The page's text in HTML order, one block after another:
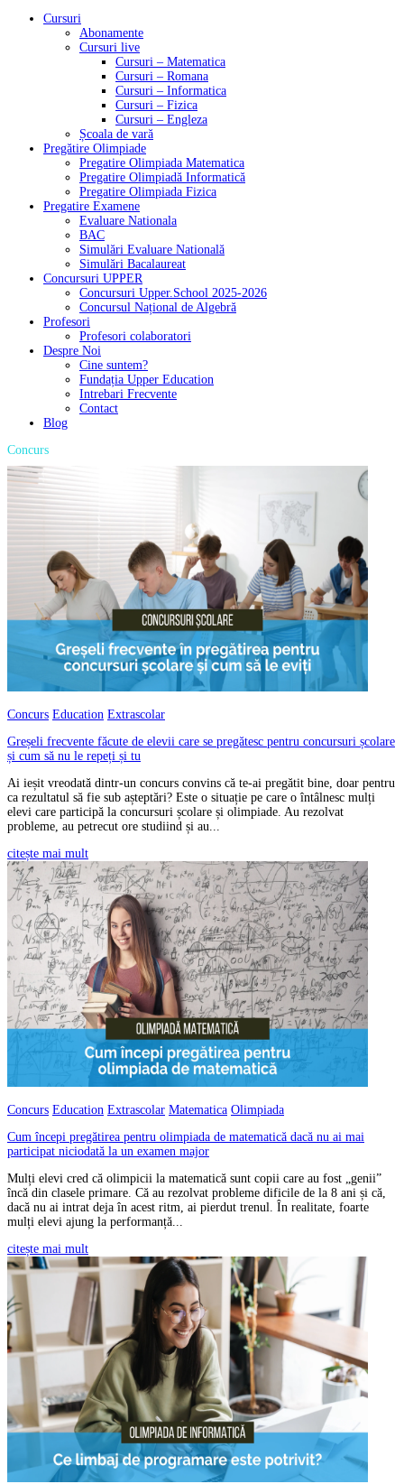
Cursuri
Abonamente
Cursuri live
Cursuri – Matematica
Cursuri – Romana
Cursuri – Informatica
Cursuri – Fizica
Cursuri – Engleza
Școala de vară
Pregătire Olimpiade
Pregatire Olimpiada Matematica
Pregatire Olimpiadă Informatică
Pregatire Olimpiada Fizica
Pregatire Examene
Evaluare Nationala
BAC
Simulări Evaluare Natională
Simulări Bacalaureat
Concursuri UPPER
Concursuri Upper.School 2025-2026
Concursul Național de Algebră
Profesori
Profesori colaboratori
Despre Noi
Cine suntem?
Fundația Upper Education
Intrebari Frecvente
Contact
Blog
Concurs
Concurs Education Extrascolar
Greșeli frecvente făcute de elevii care se pregătesc pentru concursuri școlare
și cum să nu le repeți și tu
Ai ieșit vreodată dintr-un concurs convins că te-ai pregătit bine, doar pentru
ca rezultatul să fie sub așteptări? Este o situație pe care o întâlnesc mulți
elevi care participă la concursuri școlare și olimpiade. Au rezolvat
probleme, au petrecut ore studiind și au...
citește mai mult
Concurs Education Extrascolar Matematica Olimpiada
Cum începi pregătirea pentru olimpiada de matematică dacă nu ai mai
participat niciodată la un examen major
Mulți elevi cred că olimpicii la matematică sunt copii care au fost „genii”
încă din clasele primare. Că au rezolvat probleme dificile de la 8 ani și că,
dacă nu ai intrat deja în acest ritm, ai pierdut trenul. În realitate, foarte
mulți elevi ajung la performanță...
citește mai mult